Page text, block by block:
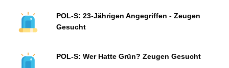
POL-S: 23-Jährigen Angegriffen - Zeugen
Gesucht
POL-S: Wer Hatte Grün? Zeugen Gesucht